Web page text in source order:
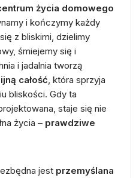
życia domowego
i kończymy każdy
z bliskimi, dzielimy
śmiejemy się i
i jadalnia tworzą
całość, która sprzyja
bliskości. Gdy ta
staje się nie
życia – prawdziwe
jest przemyślana